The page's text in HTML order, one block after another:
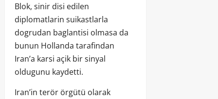
Blok, sinir disi edilen
diplomatlarin suikastlarla
dogrudan baglantisi olmasa da
bunun Hollanda tarafindan
Iran’a karsi açik bir sinyal
oldugunu kaydetti.
Iran’in terör örgütü olarak